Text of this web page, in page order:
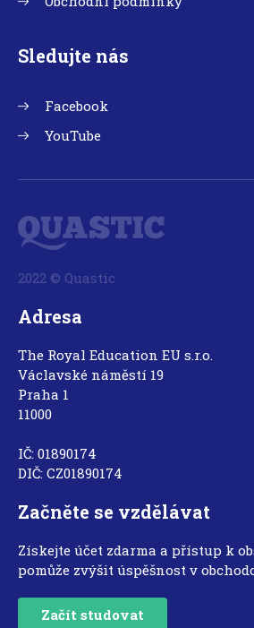
Sledujte nás
Facebook
YouTube
2022 © Quastic
Adresa
The Royal Education EU s.r.o.
Václavské náměstí 19
Praha 1
11000
IČ: 01890174
DIČ: CZ01890174
Začněte se vzdělávat
Získejte účet zdarma a přístup k
pomůže zvýšit úspěšnost v
Začít studovat